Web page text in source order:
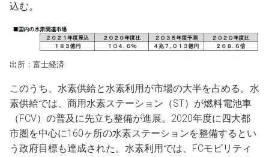
込む。
出所：富士経済
このうち、水素供給と水素利用が市場の大半を占める。水
素供給では、商用水素ステーション（ST）が燃料電池車
（FCV）の普及に先立ち整備が進展。2020年度に四大都
市圏を中心に160ヶ所の水素ステーションを整備するとい
う政府目標も達成された。水素利用では、FCモビリティ